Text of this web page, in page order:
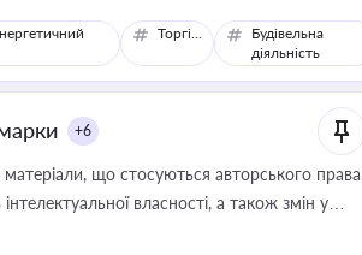
Торгівля
Будівельна
діяльність
+6
матеріали, що стосуються авторського
власності, а також змін у